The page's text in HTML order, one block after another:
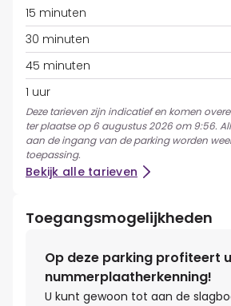
15 minuten
30 minuten
45 minuten
1 uur
Deze tarieven zijn indicatief en komen
ter plaatse op 6 augustus 2026 om 9:56.
aan de ingang van de parking worden
toepassing.
Bekijk alle tarieven
Toegangsmogelijkheden
Op deze parking profiteert
nummerplaatherkenning!
U kunt gewoon tot aan de